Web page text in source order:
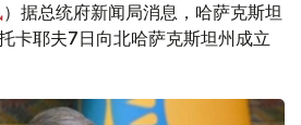
）据总统府新闻局消息，哈萨克斯坦
卡耶夫7日向北哈萨克斯坦州成立